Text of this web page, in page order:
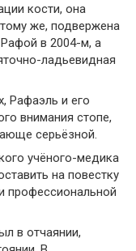
кости, она
же, подвержена
в 2004-м, а
ладьевидная
Рафаэль и его
внимания стопе,
серьёзной.
учёного-медика
на повестку
профессиональной
в отчаянии,